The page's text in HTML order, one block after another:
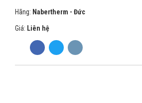
Hãng: Nabertherm - Đức
Giá: Liên hệ